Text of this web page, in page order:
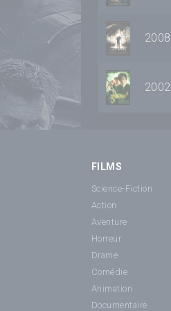
2008
2002
FILMS
Science-Fiction
Action
Aventure
Horreur
Drame
Comédie
Animation
Documentaire